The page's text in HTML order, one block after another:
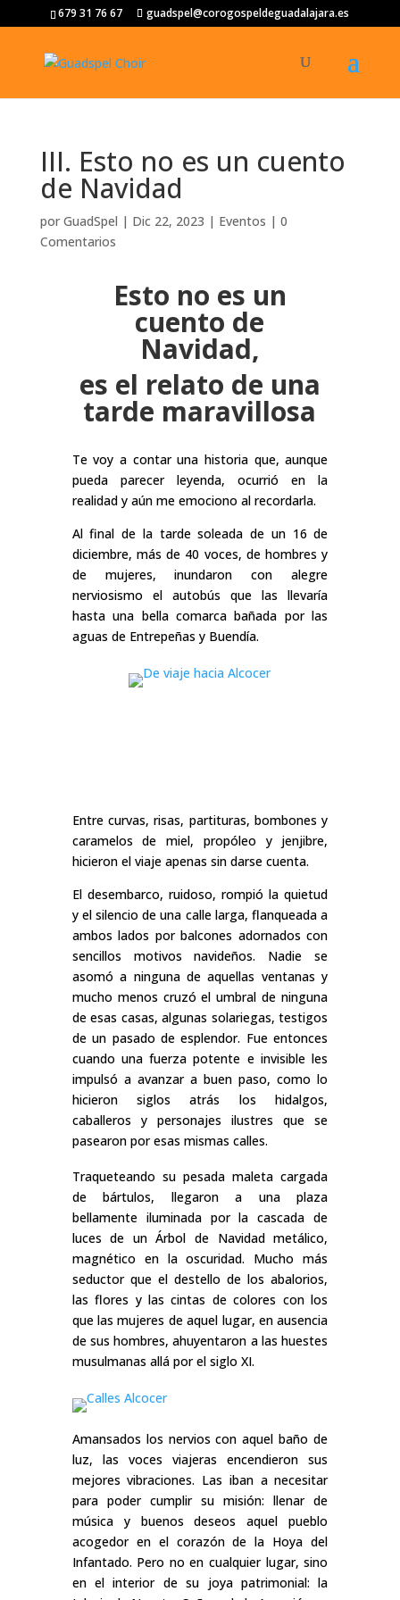
679 31 76 67 guadspel@corogospeldeguadalajara.es
III. Esto no es un cuento
de Navidad
por GuadSpel | Dic 22, 2023 | Eventos | 0
Comentarios
Esto no es un
cuento de
Navidad,
es el relato de una
tarde maravillosa
Te voy a contar una historia que, aunque
pueda parecer leyenda, ocurrió en la
realidad y aún me emociono al recordarla.
Al final de la tarde soleada de un 16 de
diciembre, más de 40 voces, de hombres y
de mujeres, inundaron con alegre
nerviosismo el autobús que las llevaría
hasta una bella comarca bañada por las
aguas de Entrepeñas y Buendía.
Entre curvas, risas, partituras, bombones y
caramelos de miel, propóleo y jenjibre,
hicieron el viaje apenas sin darse cuenta.
El desembarco, ruidoso, rompió la quietud
y el silencio de una calle larga, flanqueada a
ambos lados por balcones adornados con
sencillos motivos navideños. Nadie se
asomó a ninguna de aquellas ventanas y
mucho menos cruzó el umbral de ninguna
de esas casas, algunas solariegas, testigos
de un pasado de esplendor. Fue entonces
cuando una fuerza potente e invisible les
impulsó a avanzar a buen paso, como lo
hicieron siglos atrás los hidalgos,
caballeros y personajes ilustres que se
pasearon por esas mismas calles.
Traqueteando su pesada maleta cargada
de bártulos, llegaron a una plaza
bellamente iluminada por la cascada de
luces de un Árbol de Navidad metálico,
magnético en la oscuridad. Mucho más
seductor que el destello de los abalorios,
las flores y las cintas de colores con los
que las mujeres de aquel lugar, en ausencia
de sus hombres, ahuyentaron a las huestes
musulmanas allá por el siglo XI.
Amansados los nervios con aquel baño de
luz, las voces viajeras encendieron sus
mejores vibraciones. Las iban a necesitar
para poder cumplir su misión: llenar de
música y buenos deseos aquel pueblo
acogedor en el corazón de la Hoya del
Infantado. Pero no en cualquier lugar, sino
en el interior de su joya patrimonial: la